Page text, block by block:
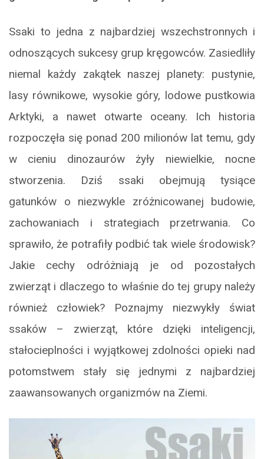
Ssaki to jedna z najbardziej wszechstronnych i
odnoszących sukcesy grup kręgowców. Zasiedliły
niemal każdy zakątek naszej planety: pustynie,
lasy równikowe, wysokie góry, lodowe pustkowia
Arktyki, a nawet otwarte oceany. Ich historia
rozpoczęła się ponad 200 milionów lat temu, gdy
w cieniu dinozaurów żyły niewielkie, nocne
stworzenia. Dziś ssaki obejmują tysiące
gatunków o niezwykle zróżnicowanej budowie,
zachowaniach i strategiach przetrwania. Co
sprawiło, że potrafiły podbić tak wiele środowisk?
Jakie cechy odróżniają je od pozostałych
zwierząt i dlaczego to właśnie do tej grupy należy
również człowiek? Poznajmy niezwykły świat
ssaków – zwierząt, które dzięki inteligencji,
stałocieplności i wyjątkowej zdolności opieki nad
potomstwem stały się jednymi z najbardziej
zaawansowanych organizmów na Ziemi.